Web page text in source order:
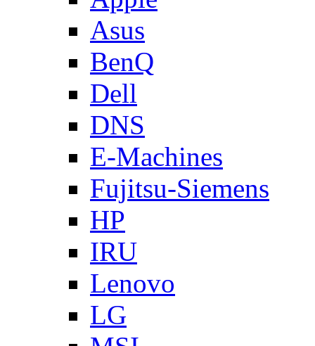
Asus
BenQ
Dell
DNS
E-Machines
Fujitsu-Siemens
HP
IRU
Lenovo
LG